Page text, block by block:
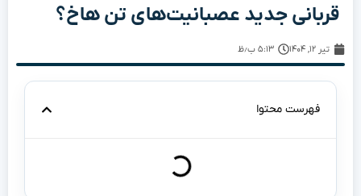
قربانی جدید عصبانیت‌های تن هاخ؟
تیر ۱۲, ۱۴۰۴ ۵:۱۳ ب٫ظ
فهرست محتوا